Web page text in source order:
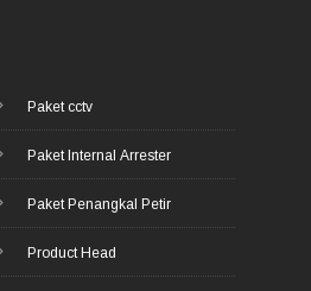
Paket cctv
Paket Internal Arrester
Paket Penangkal Petir
Product Head